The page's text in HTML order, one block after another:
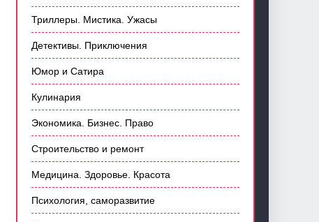
Триллеры. Мистика. Ужасы
Детективы. Приключения
Юмор и Сатира
Кулинария
Экономика. Бизнес. Право
Строительство и ремонт
Медицина. Здоровье. Красота
Психология, саморазвитие